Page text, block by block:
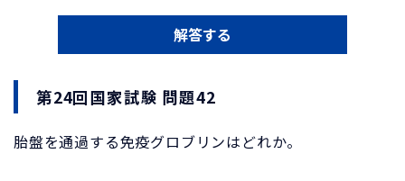
解答する
第24回国家試験 問題42
胎盤を通過する免疫グロブリンはどれか。